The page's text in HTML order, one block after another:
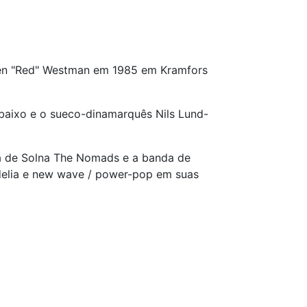
Westman em 1985 em Kramfors
e o sueco-dinamarquês Nils Lund-
Solna The Nomads e a banda de
e new wave / power-pop em suas